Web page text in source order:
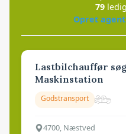
79
Opret agent
Lastbilchauffør
Maskinstation
Godstransport
4700, Næstved